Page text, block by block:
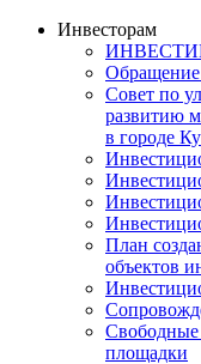
Инвесторам
Обращение
Совет по
развитию
в городе
План
объектов
Свободные
площадки